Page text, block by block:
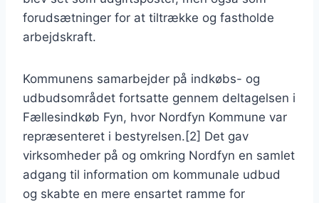
forudsætninger for at tiltrække og fastholde
arbejdskraft.
Kommunens samarbejder på indkøbs- og
udbudsområdet fortsatte gennem deltagelsen i
Fællesindkøb Fyn, hvor Nordfyn Kommune var
repræsenteret i bestyrelsen.[2] Det gav
virksomheder på og omkring Nordfyn en samlet
adgang til information om kommunale udbud
og skabte en mere ensartet ramme for